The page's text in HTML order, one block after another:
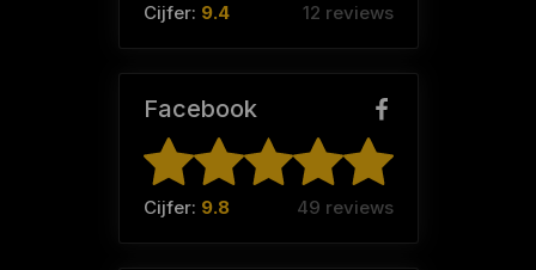
Cijfer: 9.4 12 reviews
Facebook
Cijfer: 9.8 49 reviews